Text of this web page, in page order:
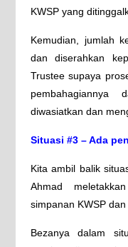
KWSP yang
Kemudian, jumlah
dan diserahkan
Trustee supaya
pembahagiannya
diwasiatkan dan
Situasi #3 – Ada
Kita ambil balik
Ahmad
simpanan KWSP dan
Bezanya dalam